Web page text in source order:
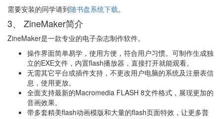
需要安装的同学请到随书盘系统下载。
3、 ZineMaker简介
ZineMaker是一款专业的电子杂志制作软件。
操作界面简单易学，使用方便，符合用户习惯。可制作生成独
立的EXE文件，内置flash播放器，直接打开就能观看。
无需其它平台或插件支持，不更改用户电脑的系统及注册表信
息，使用更放。
全面支持最新的Macromedia FLASH 8文件格式，展现更加的
音画效果。
带多套精美flash动画模版和大量的flash页面特效，让更多普